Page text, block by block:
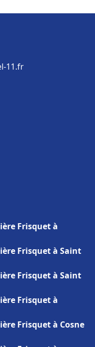
11.fr
Frisquet à
Frisquet à Saint
Frisquet à Saint
Frisquet à
Frisquet à Cosne